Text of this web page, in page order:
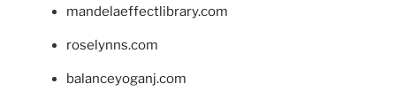
mandelaeffectlibrary.com
roselynns.com
balanceyoganj.com